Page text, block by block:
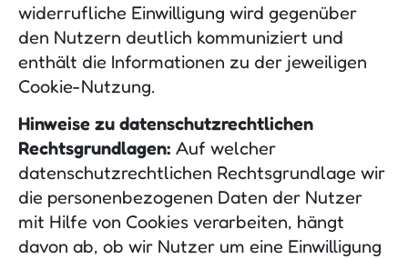
widerrufliche Einwilligung wird gegenüber
den Nutzern deutlich kommuniziert und
enthält die Informationen zu der jeweiligen
Cookie-Nutzung.
Hinweise zu datenschutzrechtlichen
Rechtsgrundlagen: Auf welcher
datenschutzrechtlichen Rechtsgrundlage wir
die personenbezogenen Daten der Nutzer
mit Hilfe von Cookies verarbeiten, hängt
davon ab, ob wir Nutzer um eine Einwilligung